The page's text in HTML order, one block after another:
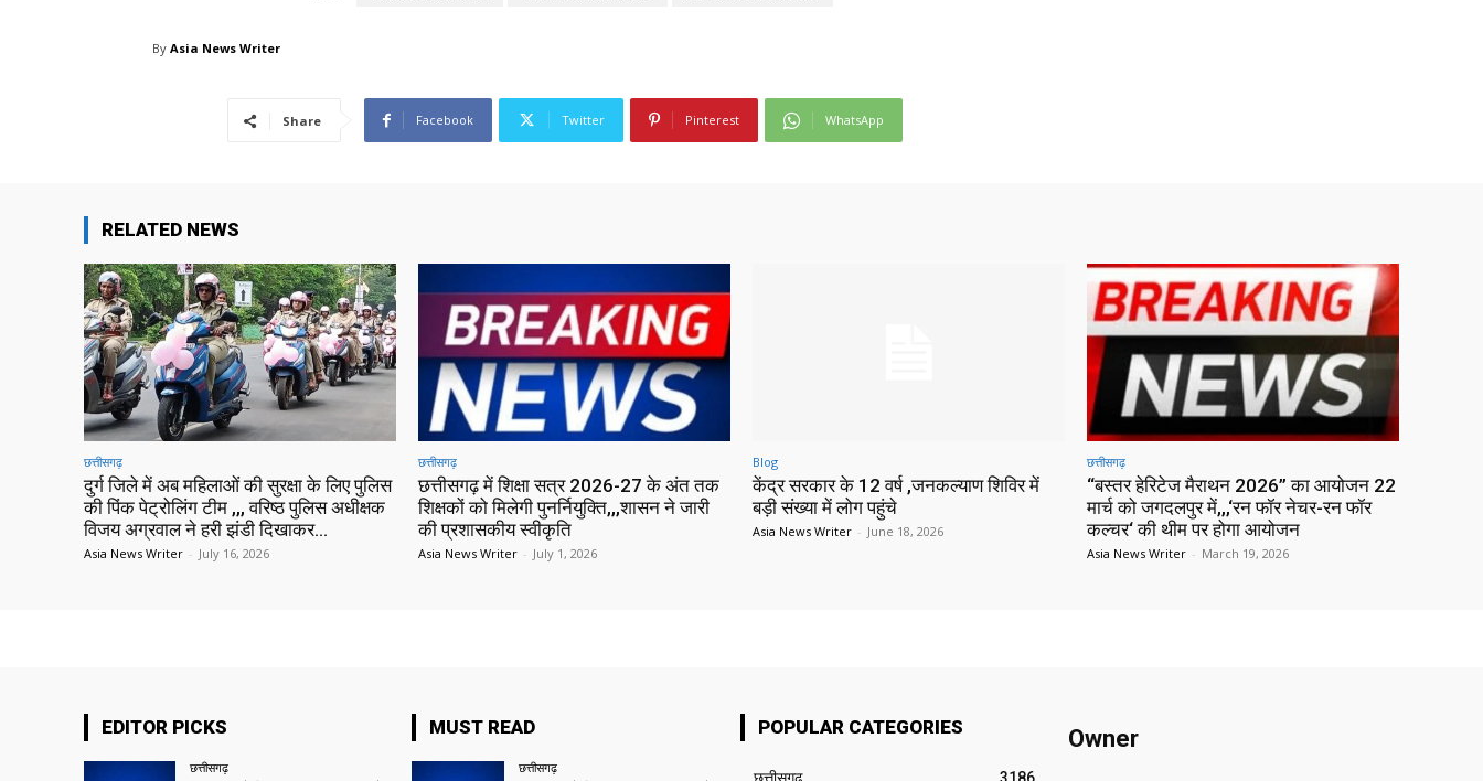
By Asia News Writer
Share Facebook Twitter Pinterest WhatsApp
RELATED NEWS
छत्तीसगढ़
दुर्ग जिले में अब महिलाओं की सुरक्षा के लिए पुलिस
की पिंक पेट्रोलिंग टीम ,,, वरिष्ठ पुलिस अधीक्षक
विजय अग्रवाल ने हरी झंडी दिखाकर...
Asia News Writer - July 16, 2026
छत्तीसगढ़
छत्तीसगढ़ में शिक्षा सत्र 2026-27 के अंत तक
शिक्षकों को मिलेगी पुनर्नियुक्ति,,,शासन ने जारी
की प्रशासकीय स्वीकृति
Asia News Writer - July 1, 2026
Blog
केंद्र सरकार के 12 वर्ष ,जनकल्याण शिविर में
बड़ी संख्या में लोग पहुंचे
Asia News Writer - June 18, 2026
छत्तीसगढ़
“बस्तर हेरिटेज मैराथन 2026” का आयोजन 22
मार्च को जगदलपुर में,,,‘रन फॉर नेचर-रन फॉर
कल्चर‘ की थीम पर होगा आयोजन
Asia News Writer - March 19, 2026
EDITOR PICKS
छत्तीसगढ़
MUST READ
छत्तीसगढ़
POPULAR CATEGORIES Owner